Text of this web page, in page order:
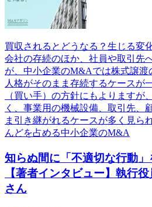
買収されるとどうなる？生じる変
会社の存続のほか、社員や取引先
が、中小企業のM&Aでは株式譲渡
人格がそのまま存続するケースが
（買い手）の方針にもよりますが
く、事業用の機械設備、取引先、
ま引き継がれるケースが多く見ら
んどを占める中小企業のM&A
知らぬ間に「不適切な行動
【著者インタビュー】執行
さん